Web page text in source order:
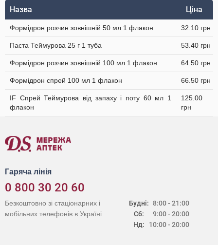
Назва Ціна
Формідрон розчин зовнішній 50 мл 1 флакон 32.10 грн
Паста Теймурова 25 г 1 туба 53.40 грн
Формідрон розчин зовнішній 100 мл 1 флакон 64.50 грн
Формідрон спрей 100 мл 1 флакон 66.50 грн
IF Спрей Теймурова від запаху і поту 60 мл 1
флакон
125.00
грн
Гаряча лінія
0 800 30 20 60
Будні:
Сб:
Нд:
8:00 - 21:00
9:00 - 20:00
10:00 - 20:00
Безкоштовно зі стаціонарних і
мобільних телефонів в Україні